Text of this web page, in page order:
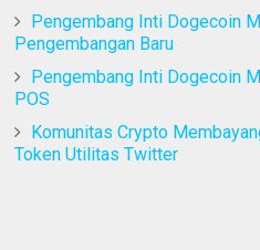
Pengembang Inti Dogecoin
Pengembangan Baru
Pengembang Inti Dogecoin
POS
Komunitas Crypto
Token Utilitas Twitter